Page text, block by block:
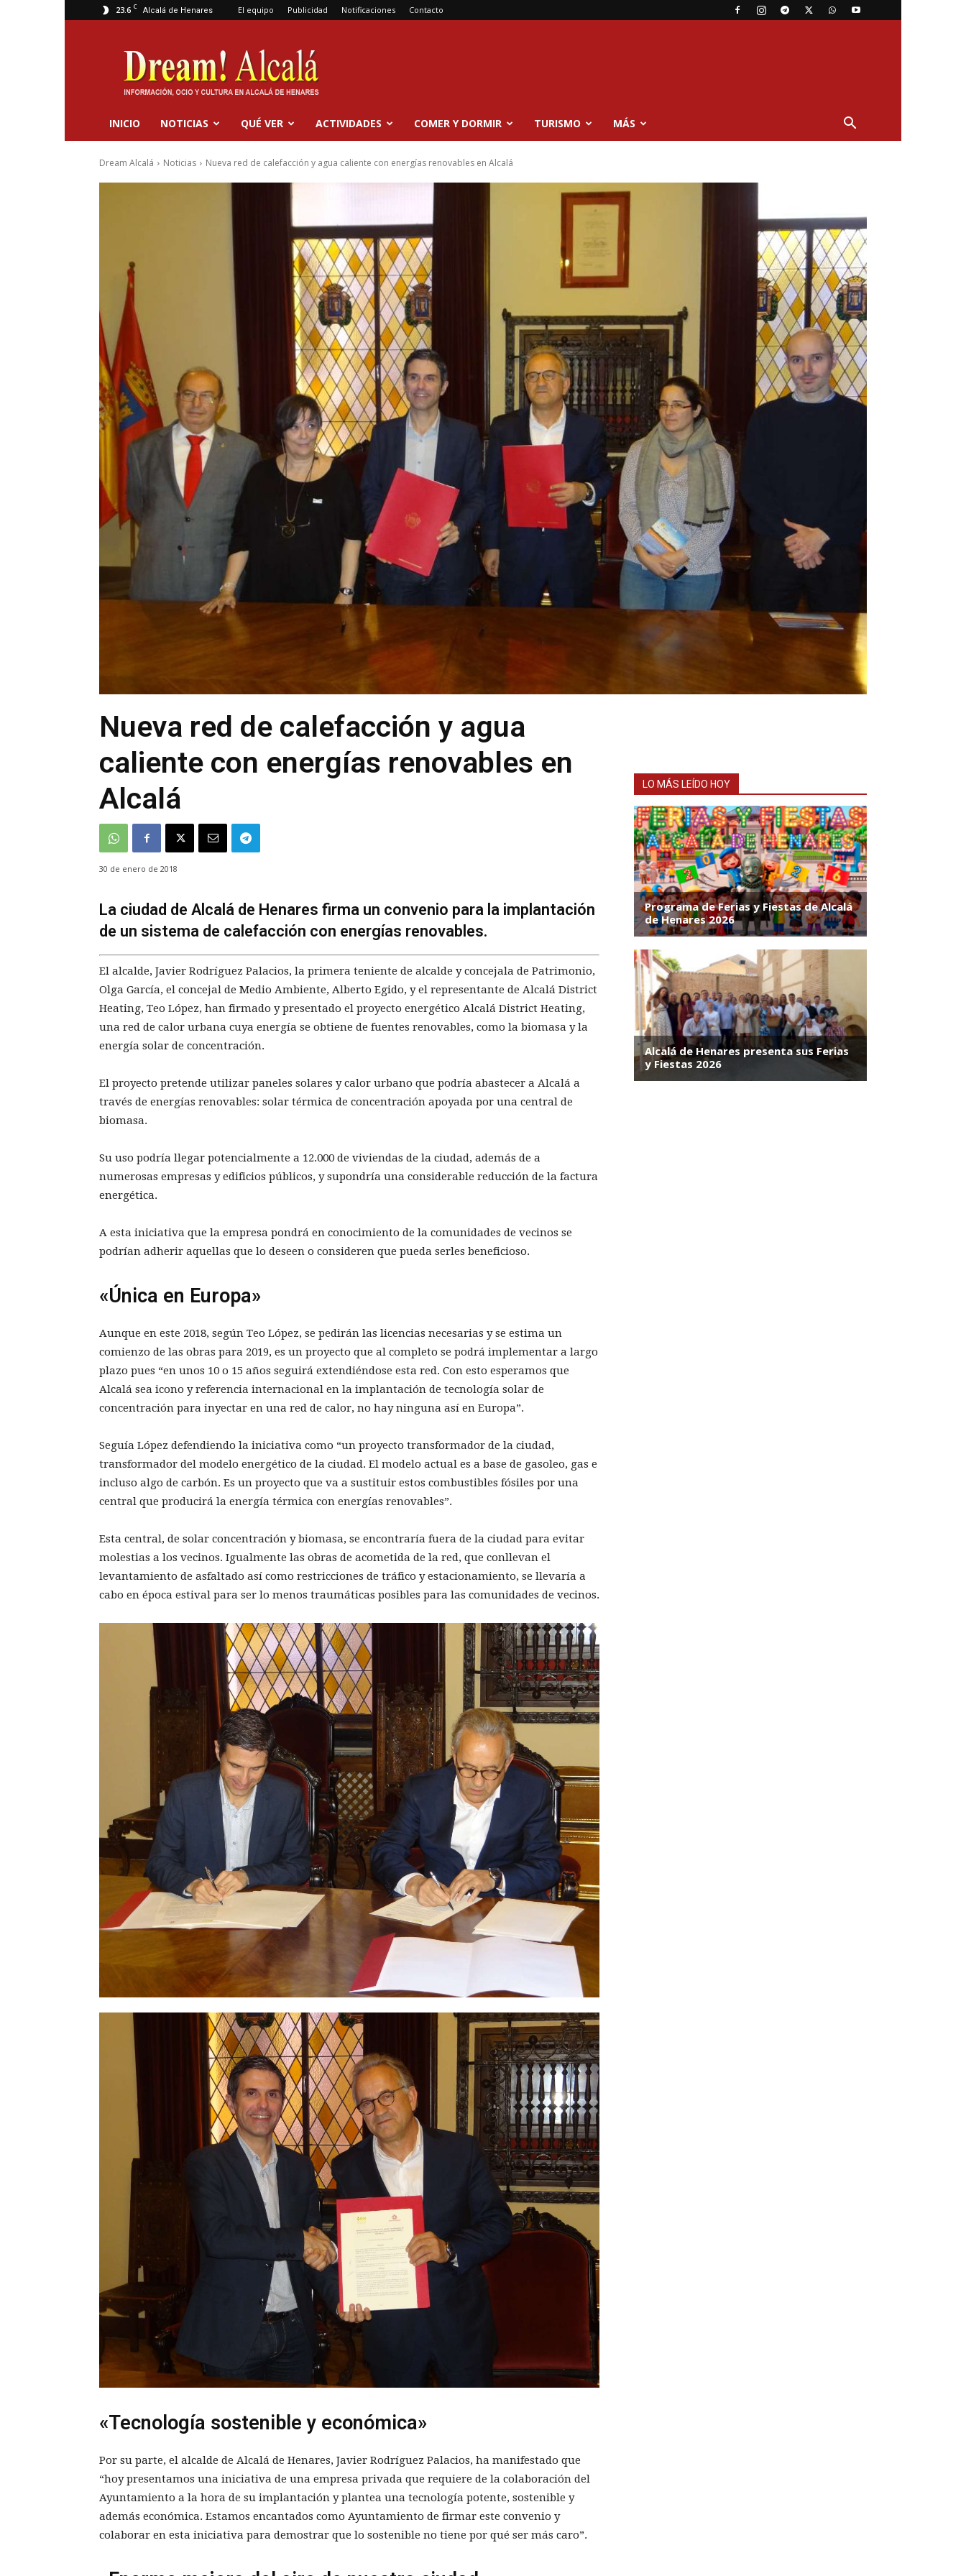
23.6 C Alcalá de Henares El equipo Publicidad Notificaciones Contacto
Dream
Alcalá
INICIO NOTICIAS QUÉ VER ACTIVIDADES COMER Y DORMIR TURISMO MÁS
Dream Alcalá Noticias Nueva red de calefacción y agua caliente con energías renovables en Alcalá
Nueva red de calefacción y agua
caliente con energías renovables en
Alcalá
30 de enero de 2018
La ciudad de Alcalá de Henares firma un convenio para la implantación
de un sistema de calefacción con energías renovables.
El alcalde, Javier Rodríguez Palacios, la primera teniente de alcalde y concejala de Patrimonio,
Olga García, el concejal de Medio Ambiente, Alberto Egido, y el representante de Alcalá District
Heating, Teo López, han firmado y presentado el proyecto energético Alcalá District Heating,
una red de calor urbana cuya energía se obtiene de fuentes renovables, como la biomasa y la
energía solar de concentración.
El proyecto pretende utilizar paneles solares y calor urbano que podría abastecer a Alcalá a
través de energías renovables: solar térmica de concentración apoyada por una central de
biomasa.
Su uso podría llegar potencialmente a 12.000 de viviendas de la ciudad, además de a
numerosas empresas y edificios públicos, y supondría una considerable reducción de la factura
energética.
A esta iniciativa que la empresa pondrá en conocimiento de la comunidades de vecinos se
podrían adherir aquellas que lo deseen o consideren que pueda serles beneficioso.
«Única en Europa»
Aunque en este 2018, según Teo López, se pedirán las licencias necesarias y se estima un
comienzo de las obras para 2019, es un proyecto que al completo se podrá implementar a largo
plazo pues “en unos 10 o 15 años seguirá extendiéndose esta red. Con esto esperamos que
Alcalá sea icono y referencia internacional en la implantación de tecnología solar de
concentración para inyectar en una red de calor, no hay ninguna así en Europa”.
Seguía López defendiendo la iniciativa como “un proyecto transformador de la ciudad,
transformador del modelo energético de la ciudad. El modelo actual es a base de gasoleo, gas e
incluso algo de carbón. Es un proyecto que va a sustituir estos combustibles fósiles por una
central que producirá la energía térmica con energías renovables”.
Esta central, de solar concentración y biomasa, se encontraría fuera de la ciudad para evitar
molestias a los vecinos. Igualmente las obras de acometida de la red, que conllevan el
levantamiento de asfaltado así como restricciones de tráfico y estacionamiento, se llevaría a
cabo en época estival para ser lo menos traumáticas posibles para las comunidades de vecinos.
«Tecnología sostenible y económica»
Por su parte, el alcalde de Alcalá de Henares, Javier Rodríguez Palacios, ha manifestado que
“hoy presentamos una iniciativa de una empresa privada que requiere de la colaboración del
Ayuntamiento a la hora de su implantación y plantea una tecnología potente, sostenible y
además económica. Estamos encantados como Ayuntamiento de firmar este convenio y
colaborar en esta iniciativa para demostrar que lo sostenible no tiene por qué ser más caro”.
LO MÁS LEÍDO HOY